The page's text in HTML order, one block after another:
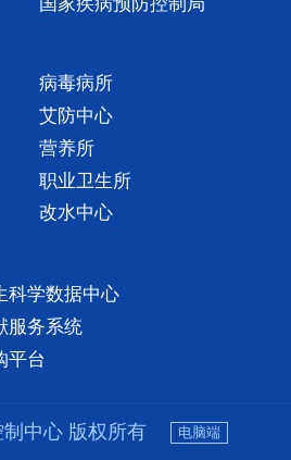
病毒病所
艾防中心
营养所
职业卫生所
改水中心
科学数据中心
服务系统
平台
中心 版权所有 电脑端